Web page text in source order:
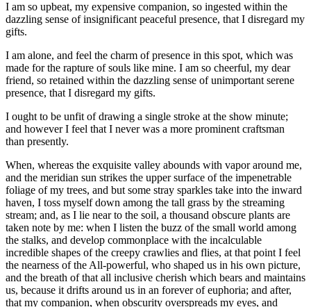
I am so upbeat, my expensive companion, so ingested within the
dazzling sense of insignificant peaceful presence, that I disregard my
gifts.
I am alone, and feel the charm of presence in this spot, which was
made for the rapture of souls like mine. I am so cheerful, my dear
friend, so retained within the dazzling sense of unimportant serene
presence, that I disregard my gifts.
I ought to be unfit of drawing a single stroke at the show minute;
and however I feel that I never was a more prominent craftsman
than presently.
When, whereas the exquisite valley abounds with vapor around me,
and the meridian sun strikes the upper surface of the impenetrable
foliage of my trees, and but some stray sparkles take into the inward
haven, I toss myself down among the tall grass by the streaming
stream; and, as I lie near to the soil, a thousand obscure plants are
taken note by me: when I listen the buzz of the small world among
the stalks, and develop commonplace with the incalculable
incredible shapes of the creepy crawlies and flies, at that point I feel
the nearness of the All-powerful, who shaped us in his own picture,
and the breath of that all inclusive cherish which bears and maintains
us, because it drifts around us in an forever of euphoria; and after,
that my companion, when obscurity overspreads my eyes, and